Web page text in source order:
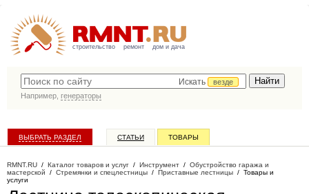
строительство ремонт дом и дача
Искать
везде
Например, генераторы
ВЫБРАТЬ РАЗДЕЛ СТАТЬИ ТОВАРЫ
RMNT.RU / Каталог товаров и услуг / Инструмент / Обустройство гаража и
мастерской / Стремянки и спецлестницы / Приставные лестницы / Товары и
услуги